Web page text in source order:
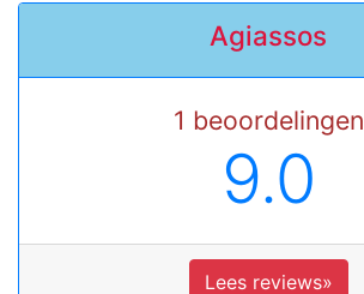
Agiassos
1 beoordelingen
9.0
Lees reviews»